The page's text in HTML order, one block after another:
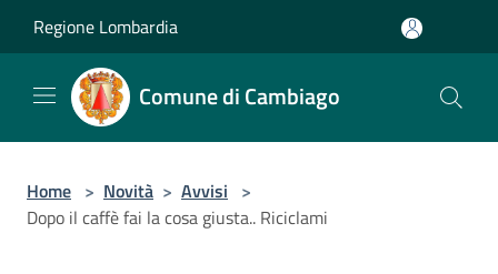
Regione Lombardia
Comune di Cambiago
Home > Novità > Avvisi >
Dopo il caffè fai la cosa giusta.. Riciclami